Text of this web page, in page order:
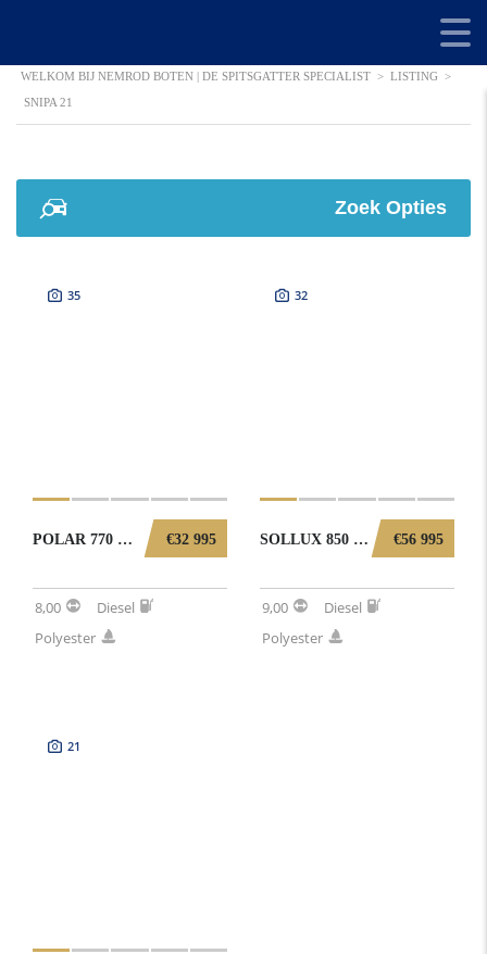
WELKOM BIJ NEMROD BOTEN | DE SPITSGATTER SPECIALIST > LISTING >
SNIPA 21
Zoek Opties
35
€32 995
POLAR 770 MET BOEGSCHROEF (NOORSE SPITSGATTER) 1002026
8,00
Diesel
Polyester
32
€56 995
SOLLUX 850 TC BJ2021 MET BOEGSCHROEF (NOORSE SPITSGATTER) 0092026
9,00
Diesel
Polyester
21